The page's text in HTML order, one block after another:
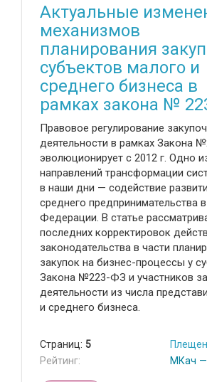
Актуальные
механизмов
планирования
субъектов малого и
среднего бизнеса в
рамках закона №
Правовое регулирование
деятельности в рамках Закона
эволюционирует с 2012 г. Одно
направлений трансформации
в наши дни — содействие
среднего предпринимательства
Федерации. В статье
последних корректировок
законодательства в части
закупок на бизнес-процессы у
Закона №223-ФЗ и участников
деятельности из числа
и среднего бизнеса.
Страниц: 5
Рейтинг:
МКач